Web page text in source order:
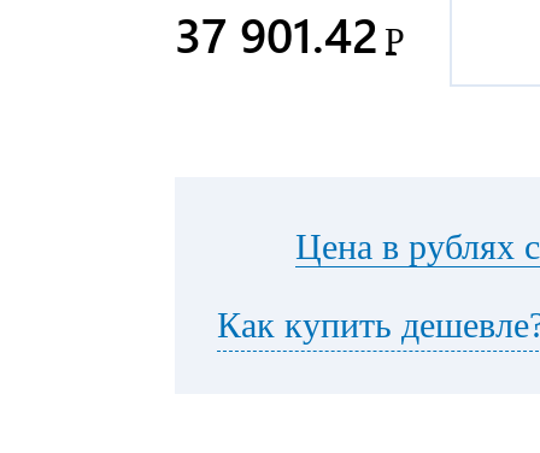
37 901.42 Р
Цена в рублях
Как купить